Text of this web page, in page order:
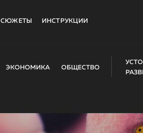
СЮЖЕТЫ ИНСТРУКЦИИ
ЭКОНОМИКА ОБЩЕСТВО